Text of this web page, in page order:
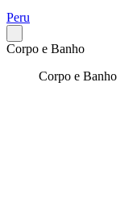
Peru
Corpo e Banho
Corpo e Banho